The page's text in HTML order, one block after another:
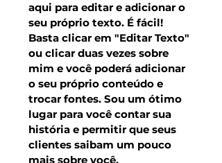
aqui para editar e adicionar o
seu próprio texto. É fácil!
Basta clicar em "Editar Texto"
ou clicar duas vezes sobre
mim e você poderá adicionar
o seu próprio conteúdo e
trocar fontes. Sou um ótimo
lugar para você contar sua
história e permitir que seus
clientes saibam um pouco
mais sobre você.